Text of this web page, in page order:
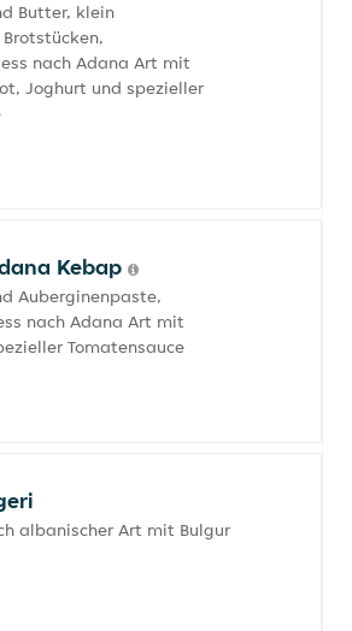
Butter, klein
nach Adana Art mit
Joghurt und spezieller
Kebap
Auberginenpaste,
nach Adana Art mit
Tomatensauce
albanischer Art mit Bulgur